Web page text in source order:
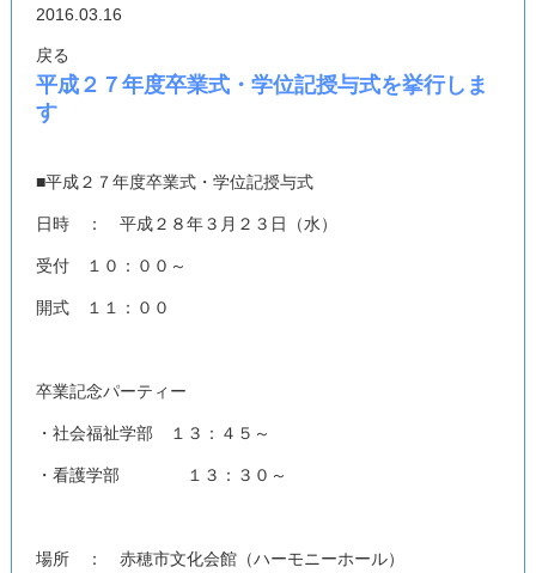
2016.03.16
戻る
平成２７年度卒業式・学位記授与式を挙行しま
す
■平成２７年度卒業式・学位記授与式
日時 ： 平成２８年３月２３日（水）
受付 １０：００～
開式 １１：００
卒業記念パーティー
・社会福祉学部 １３：４５～
・看護学部 １３：３０～
場所 ： 赤穂市文化会館（ハーモニーホール）